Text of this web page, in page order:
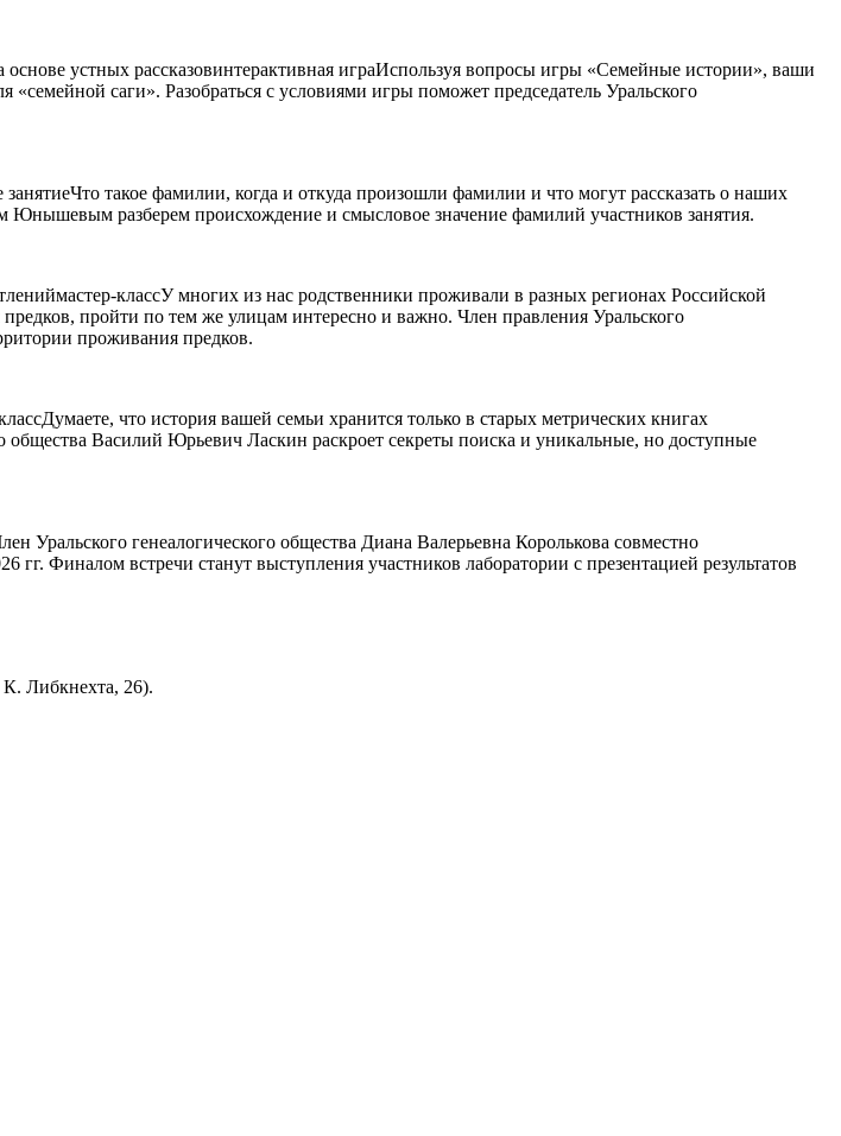
устных рассказовинтерактивная играИспользуя вопросы игры «Семейные истории», ваши
саги». Разобраться с условиями игры поможет председатель Уральского
такое фамилии, когда и откуда произошли фамилии и что могут рассказать о наших
Юнышевым разберем происхождение и смысловое значение фамилий участников занятия.
классУ многих из нас родственники проживали в разных регионах Российской
пройти по тем же улицам интересно и важно. Член правления Уральского
проживания предков.
что история вашей семьи хранится только в старых метрических книгах
общества Василий Юрьевич Ласкин раскроет секреты поиска и уникальные, но доступные
Уральского генеалогического общества Диана Валерьевна Королькова совместно
Финалом встречи станут выступления участников лаборатории с презентацией результатов
Либкнехта, 26).